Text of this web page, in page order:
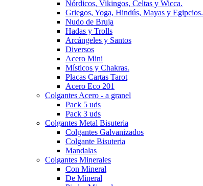
Nórdicos, Vikingos, Celtas y Wicca.
Griegos, Yoga, Hindús, Mayas y Egipcios.
Nudo de Bruja
Hadas y Trolls
Arcángeles y Santos
Diversos
Acero Mini
Místicos y Chakras.
Placas Cartas Tarot
Acero Eco 201
Colgantes Acero - a granel
Pack 5 uds
Pack 3 uds
Colgantes Metal Bisuteria
Colgantes Galvanizados
Colgante Bisuteria
Mandalas
Colgantes Minerales
Con Mineral
De Mineral